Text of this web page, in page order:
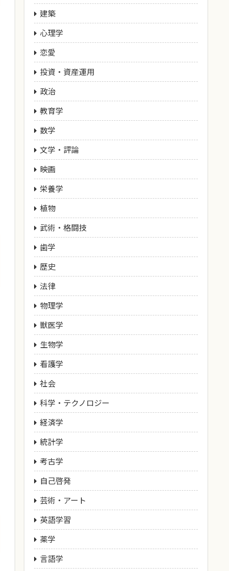
建築
心理学
恋愛
投資・資産運用
政治
教育学
数学
文学・評論
映画
栄養学
植物
武術・格闘技
歯学
歴史
法律
物理学
獣医学
生物学
看護学
社会
科学・テクノロジー
経済学
統計学
考古学
自己啓発
芸術・アート
英語学習
薬学
言語学